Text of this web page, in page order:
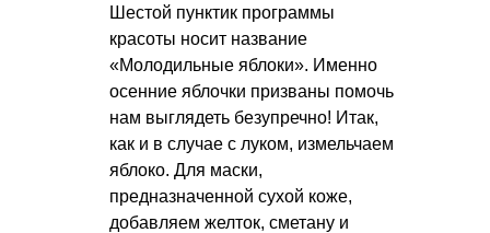
Шестой пунктик программы
красоты носит название
«Молодильные яблоки». Именно
осенние яблочки призваны помочь
нам выглядеть безупречно! Итак,
как и в случае с луком, измельчаем
яблоко. Для маски,
предназначенной сухой коже,
добавляем желток, сметану и